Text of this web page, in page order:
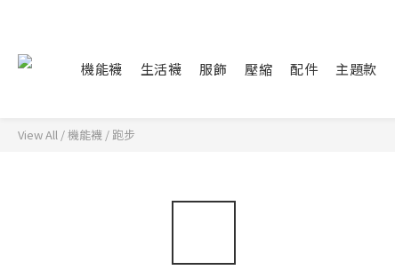
機能襪 生活襪 服飾 壓縮 配件 主題款
View All /機能襪 /跑步